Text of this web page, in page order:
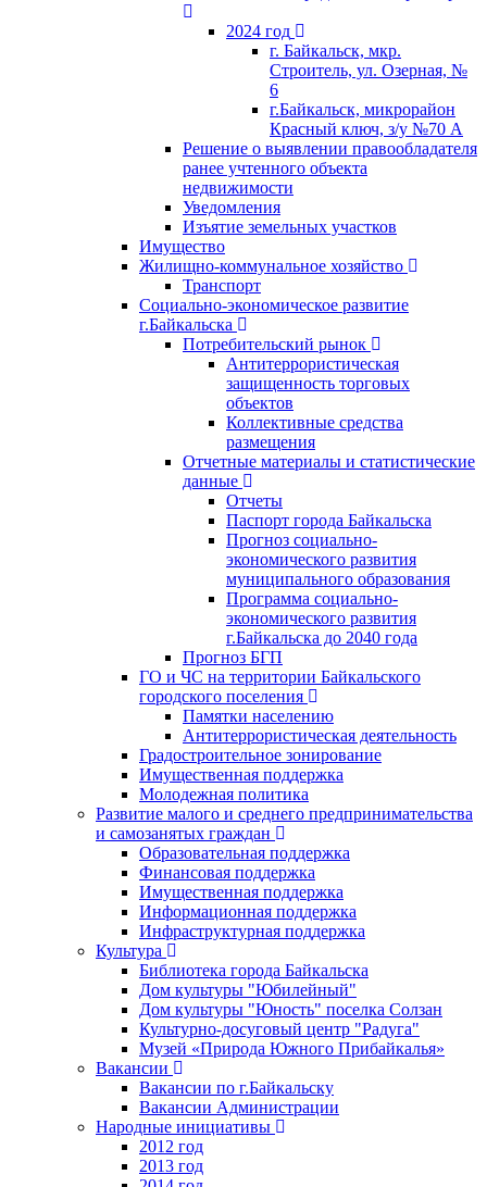
2024 год
г. Байкальск, мкр.
Строитель, ул. Озерная, №
6
г.Байкальск, микрорайон
Красный ключ, з/у №70 А
Решение о выявлении правообладателя
ранее учтенного объекта
недвижимости
Уведомления
Изъятие земельных участков
Имущество
Жилищно-коммунальное хозяйство
Транспорт
Социально-экономическое развитие
г.Байкальска
Потребительский рынок
Антитеррористическая
защищенность торговых
объектов
Коллективные средства
размещения
Отчетные материалы и статистические
данные
Отчеты
Паспорт города Байкальска
Прогноз социально-
экономического развития
муниципального образования
Программа социально-
экономического развития
г.Байкальска до 2040 года
Прогноз БГП
ГО и ЧС на территории Байкальского
городского поселения
Памятки населению
Антитеррористическая деятельность
Градостроительное зонирование
Имущественная поддержка
Молодежная политика
Развитие малого и среднего предпринимательства
и самозанятых граждан
Образовательная поддержка
Финансовая поддержка
Имущественная поддержка
Информационная поддержка
Инфраструктурная поддержка
Культура
Библиотека города Байкальска
Дом культуры "Юбилейный"
Дом культуры "Юность" поселка Солзан
Культурно-досуговый центр "Радуга"
Музей «Природа Южного Прибайкалья»
Вакансии
Вакансии по г.Байкальску
Вакансии Администрации
Народные инициативы
2012 год
2013 год